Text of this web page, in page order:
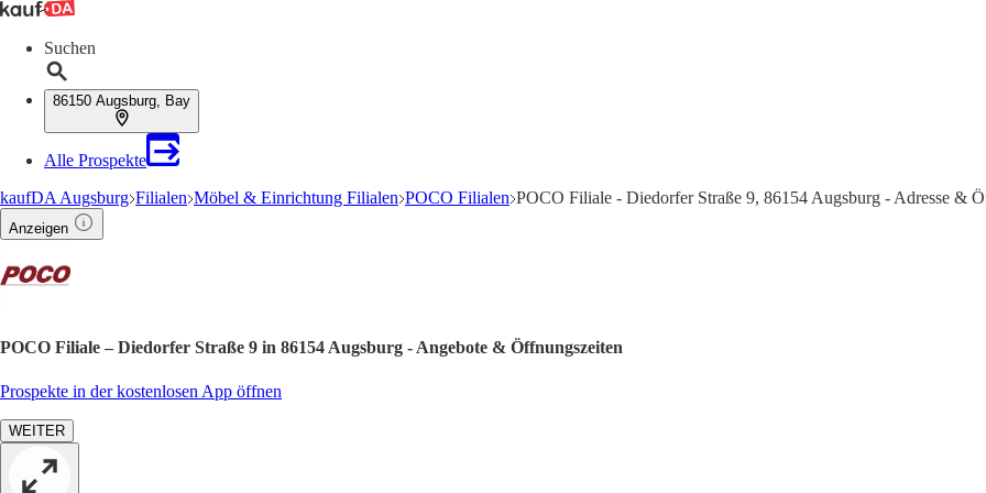
Suchen
86150 Augsburg, Bay
Alle Prospekte
kaufDA Augsburg Filialen Möbel & Einrichtung Filialen POCO Filialen POCO Filiale - Diedorfer Straße 9, 86154 Augsburg - Adresse &
Anzeigen
POCO Filiale – Diedorfer Straße 9 in 86154 Augsburg - Angebote & Öffnungszeiten
Prospekte in der kostenlosen App öffnen
WEITER